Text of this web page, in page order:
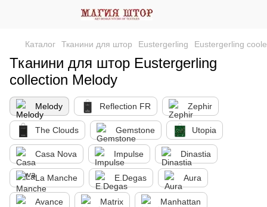
Каталог Тканини для штор Eustergerling Eustergerling
Тканини для штор Eustergerling
collection Melody
Melody Reflection FR Zephir
The Clouds Gemstone Utopia
Casa Nova Impulse Dinastia
La Manche E.Degas Aura
Avance Matrix Manhattan